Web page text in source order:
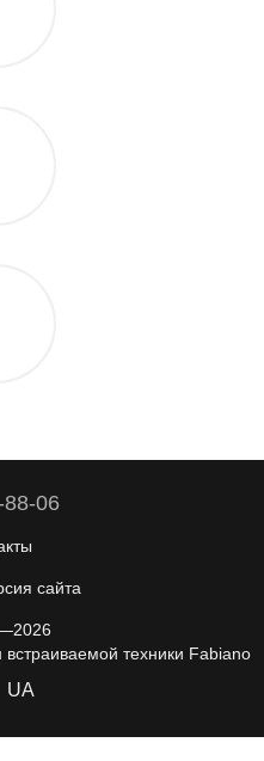
88-06
сайта
техники Fabiano
UA